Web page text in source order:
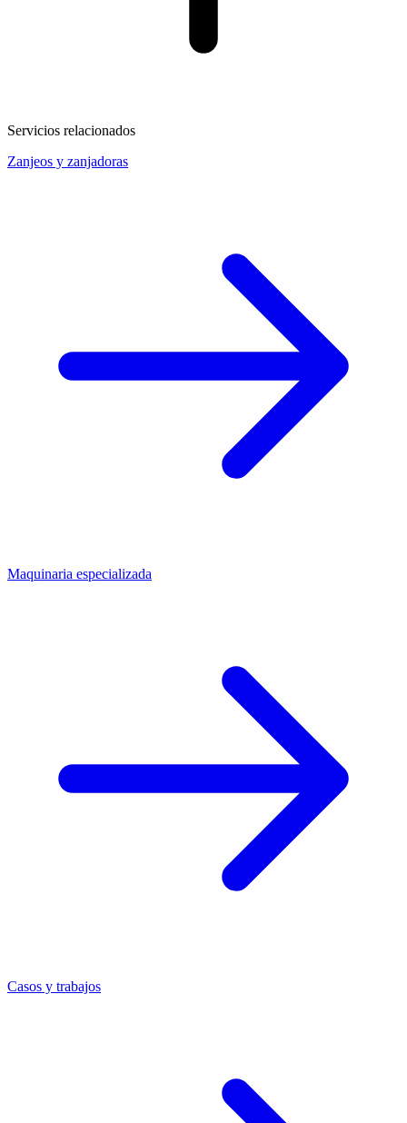
Servicios relacionados
Zanjeos y zanjadoras
Maquinaria especializada
Casos y trabajos